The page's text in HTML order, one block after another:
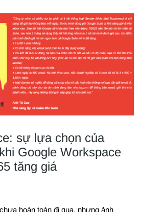
sự lựa chọn của
Google Workspace
tăng giá
hoàn toàn đi qua, nhưng ảnh